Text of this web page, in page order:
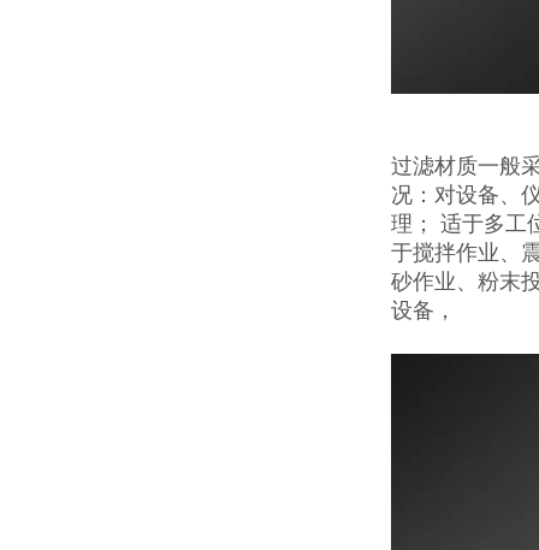
过滤材质一般
况：对设备、
理； 适于多工
于搅拌作业、
砂作业、粉末
设备，